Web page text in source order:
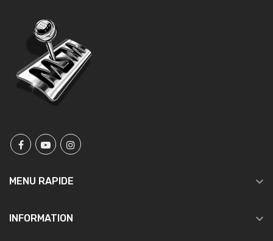
MENU RAPIDE 
INFORMATION 